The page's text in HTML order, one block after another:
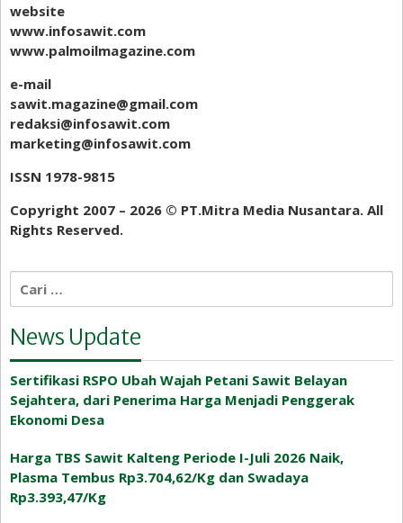
website
www.infosawit.com
www.palmoilmagazine.com
e-mail
sawit.magazine@gmail.com
redaksi@infosawit.com
marketing@infosawit.com
ISSN 1978-9815
Copyright 2007 – 2026 ©️ PT.Mitra Media Nusantara. All
Rights Reserved.
untuk:
News Update
Sertifikasi RSPO Ubah Wajah Petani Sawit Belayan
Sejahtera, dari Penerima Harga Menjadi Penggerak
Ekonomi Desa
Harga TBS Sawit Kalteng Periode I-Juli 2026 Naik,
Plasma Tembus Rp3.704,62/Kg dan Swadaya
Rp3.393,47/Kg